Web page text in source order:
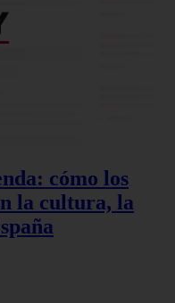
cómo los
la cultura, la